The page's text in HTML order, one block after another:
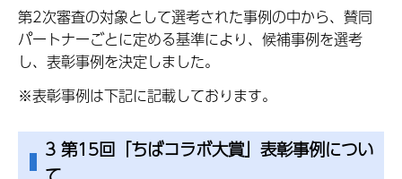
第2次審査の対象として選考された事例の中から、賛同
パートナーごとに定める基準により、候補事例を選考
し、表彰事例を決定しました。
※表彰事例は下記に記載しております。
3 第15回「ちばコラボ大賞」表彰事例につい